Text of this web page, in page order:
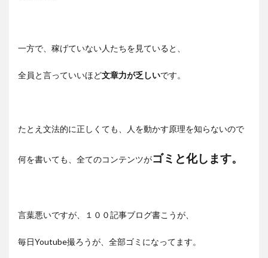
一方で、稼げていない人たちを見ていると、
全員と言っていいほど文章力が乏しいです。
たとえ文法的に正しくても、人を動かす原理を知らないので
何を書いても、全てのコンテンツがゴミと化します。
言葉悪いですが、１００記事ブログ書こうが、
毎日Youtube撮ろうが、全部ゴミになってます。